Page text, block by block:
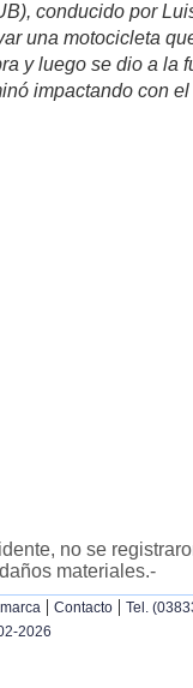
conducido por
una motocicleta
y luego se dio a la
impactando con
no se
materiales.-
| Contacto | Tel.
2026